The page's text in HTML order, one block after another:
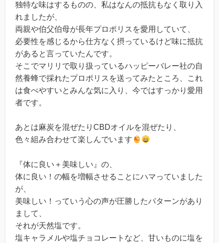
独特な味はするものの、私はなんの抵抗もなく取り入
れましたが、
両親や伯父伯母が長年プロポリスを愛用していて、
必要性を感じるから仕方なく摂っているけど味に抵抗
があると言っていたんです。
そこでマリリで取り扱っているハッピーバレー社の自
然養蜂で採れたプロポリスを送ってみたところ、これ
は食べやすいとみんな気に入り、今ではすっかり愛用
者です。
あとは麻炭を混ぜたりCBDオイルを混ぜたり、
色々組み合わせて楽しんでいます
『体に良い＋美味しい』の、
体に良い！の幅を増幅させることにハマっていました
が、
美味しい！っていう心の声が圧勝したパターンがあり
まして、
それが天然塩です。
塩キャラメルや塩チョコレートなど、甘いものに塩を